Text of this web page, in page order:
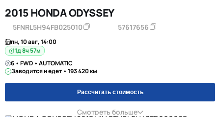
2015 HONDA ODYSSEY
5FNRL5H94FB025010 57617656
пн, 10 авг, 14:00
1д 8ч 57м
6 • FWD • AUTOMATIC
Заводится и едет • 193 420 км
Рассчитать стоимость
Смотреть больше